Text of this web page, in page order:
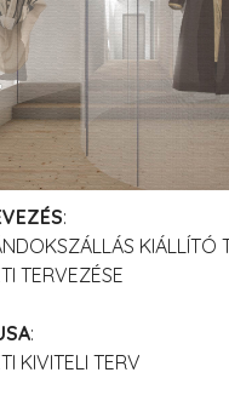
:
KIÁLLÍTÓ
TERVEZÉSE
:
KIVITELI TERV